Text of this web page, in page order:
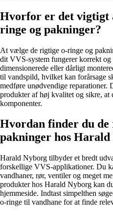
Hvorfor er det vigtigt
ringe og pakninger?
At vælge de rigtige o-ringe og
dit VVS-system fungerer korrekt
dimensionerede eller dårligt
til vandspild, hvilket kan forårsage
medføre unødvendige
produkter af høj kvalitet og sikre,
komponenter.
Hvordan finder du de
pakninger hos Harald
Harald Nyborg tilbyder et bredt
forskellige VVS-applikationer. Du
vandhaner, rør, ventiler og meget
produkter hos Harald Nyborg kan
hjemmeside. Indtast simpelthen
o-ringe til vandhane for at finde